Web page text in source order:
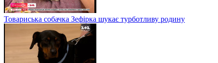
Товариська собачка Зефірка шукає турботливу родину